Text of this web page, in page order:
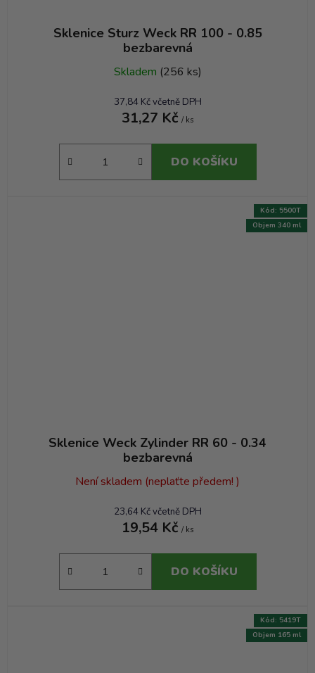
Sklenice Sturz Weck RR 100 - 0.85
bezbarevná
Skladem (256 ks)
37,84 Kč včetně DPH
31,27 Kč / ks
DO KOŠÍKU
Sklenice Weck Zylinder RR 60 - 0.34
bezbarevná
Není skladem (neplaťte předem! )
23,64 Kč včetně DPH
19,54 Kč / ks
DO KOŠÍKU
Objem 340 ml
Kód: 5500T
Objem 165 ml
Kód: 5419T